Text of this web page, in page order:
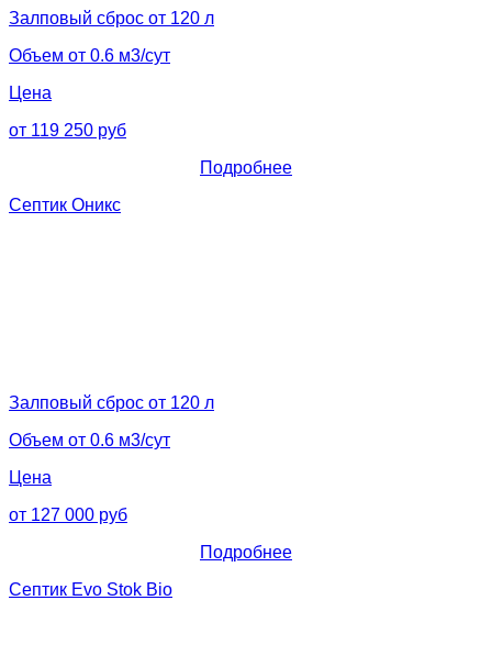
Залповый сброс от 120 л
Объем от 0.6 м3/сут
Цена
от 119 250 руб
Подробнее
Септик Оникс
Залповый сброс от 120 л
Объем от 0.6 м3/сут
Цена
от 127 000 руб
Подробнее
Септик Evo Stok Bio